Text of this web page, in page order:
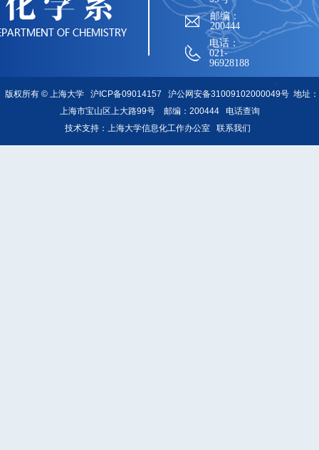
邮编：
200444
电话：
021-
96928188
版权所有 ©上海大学 沪ICP备09014157 沪公网安备31009102000049号地址：
上海市宝山区上大路99号 邮编：200444 电话查询
技术支持：
上海大学信息化工作办公室 联系我们